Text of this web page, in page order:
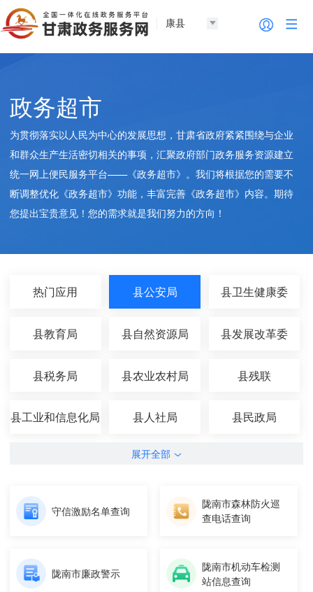
康县
政务超市
为贯彻落实以人民为中心的发展思想，甘肃省政府紧紧围绕与企业
和群众生产生活密切相关的事项，汇聚政府部门政务服务资源建立
统一网上便民服务平台——《政务超市》。我们将根据您的需要不
断调整优化《政务超市》功能，丰富完善《政务超市》内容。期待
您提出宝贵意见！您的需求就是我们努力的方向！
热门应用 县公安局 县卫生健康委
县教育局 县自然资源局 县发展改革委
县税务局 县农业农村局 县残联
县工业和信息化局 县人社局 县民政局
展开全部
守信激励名单查询
陇南市森林防火巡
查电话查询
陇南市廉政警示
陇南市机动车检测
站信息查询